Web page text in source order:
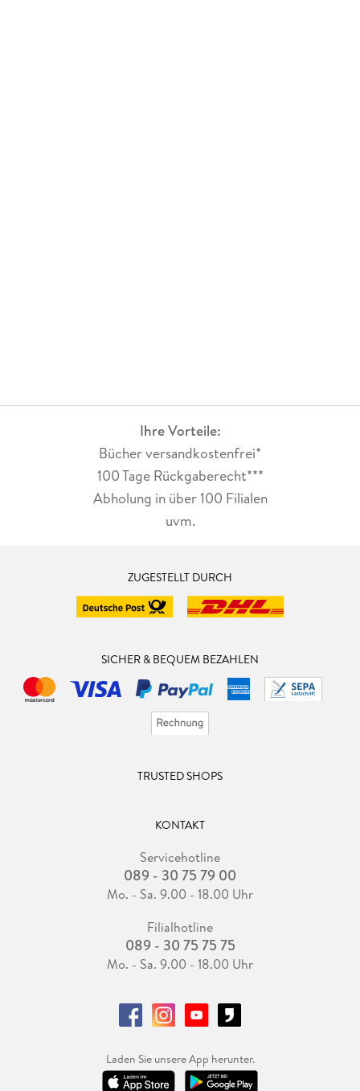
Ihre Vorteile:
Bücher versandkostenfrei*
100 Tage Rückgaberecht***
Abholung in über 100 Filialen
uvm.
ZUGESTELLT DURCH
SICHER & BEQUEM BEZAHLEN
TRUSTED SHOPS
KONTAKT
Servicehotline
089 - 30 75 79 00
Mo. - Sa. 9.00 - 18.00 Uhr
Filialhotline
089 - 30 75 75 75
Mo. - Sa. 9.00 - 18.00 Uhr
Laden Sie unsere App herunter.